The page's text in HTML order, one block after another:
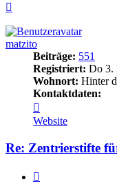
matzito
Beiträge: 551
Registriert: Do 3.
Wohnort: Hinter
Kontaktdaten:
von
matzito
Website
Re: Zentrierstifte